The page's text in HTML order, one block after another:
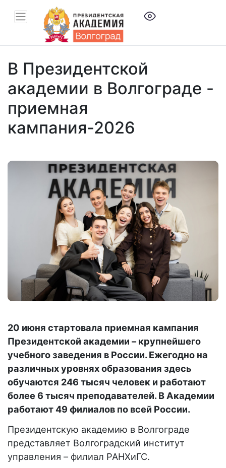
В Президентской
академии в Волгограде -
приемная
кампания-2026
20 июня стартовала приемная кампания
Президентской академии – крупнейшего
учебного заведения в России. Ежегодно на
различных уровнях образования здесь
обучаются 246 тысяч человек и работают
более 6 тысяч преподавателей. В Академии
работают 49 филиалов по всей России.
Президентскую академию в Волгограде
представляет Волгоградский институт
управления – филиал РАНХиГС.